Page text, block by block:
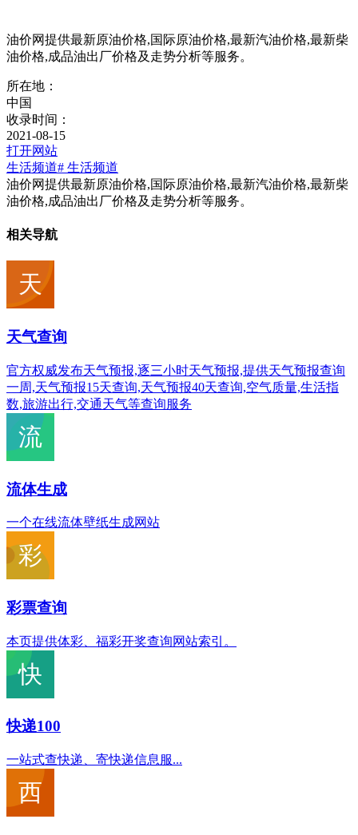
油价网提供最新原油价格,国际原油价格,最新汽油价格,最新柴
油价格,成品油出厂价格及走势分析等服务。
所在地：
中国
收录时间：
2021-08-15
打开网站
生活频道# 生活频道
油价网提供最新原油价格,国际原油价格,最新汽油价格,最新柴
油价格,成品油出厂价格及走势分析等服务。
相关导航
天气查询
官方权威发布天气预报,逐三小时天气预报,提供天气预报查询
一周,天气预报15天查询,天气预报40天查询,空气质量,生活指
数,旅游出行,交通天气等查询服务
流体生成
一个在线流体壁纸生成网站
彩票查询
本页提供体彩、福彩开奖查询网站索引。
快递100
一站式查快递、寄快递信息服...